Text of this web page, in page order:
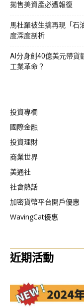
拋售美資產必遭報復
馬杜羅被生擒再現「石
度深度剖析
AI分身創40億美元帶貨
工業革命？
投資專欄
國際金融
投資理財
商業世界
美通社
社會熱話
加密貨幣平台開戶優惠
WavingCat優惠
近期活動